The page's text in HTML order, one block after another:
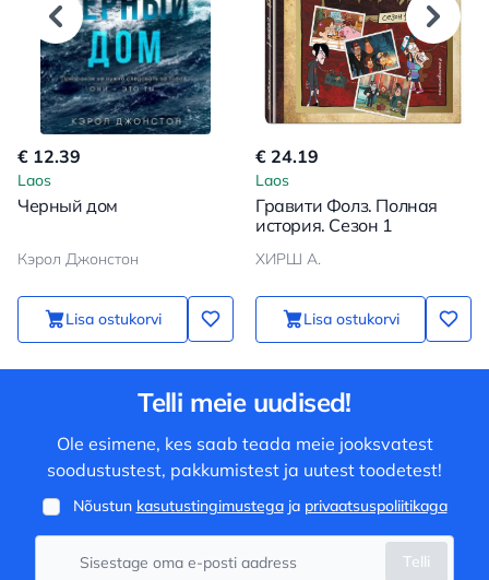
€ 12.39
Laos
Черный дом
Кэрол Джонстон
Lisa ostukorvi
€ 24.19
Laos
Гравити Фолз. Полная
история. Сезон 1
ХИРШ А.
Lisa ostukorvi
Telli meie uudised!
Ole esimene, kes saab teada meie jooksvatest
soodustustest, pakkumistest ja uutest toodetest!
Nõustun kasutustingimustegaja privaatsuspoliitikaga
Telli